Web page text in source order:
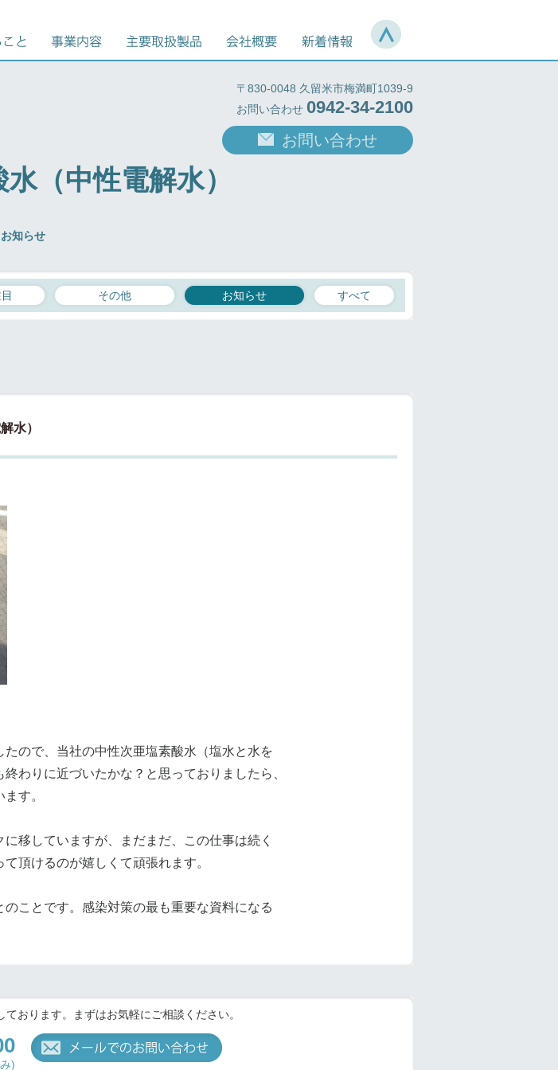
〒830-0048 久留米市梅満町1039-9
お問い合わせ 0942-34-2100
お問い合わせ
（中性電解水）
お知らせ
その他 お知らせ すべて
水）
ので、当社の中性次亜塩素酸水（塩水と水を
わりに近づいたかな？と思っておりましたら、
す。
移していますが、まだまだ、この仕事は続く
頂けるのが嬉しくて頑張れます。
ことです。感染対策の最も重要な資料になる
おります。まずはお気軽にご相談ください。
)